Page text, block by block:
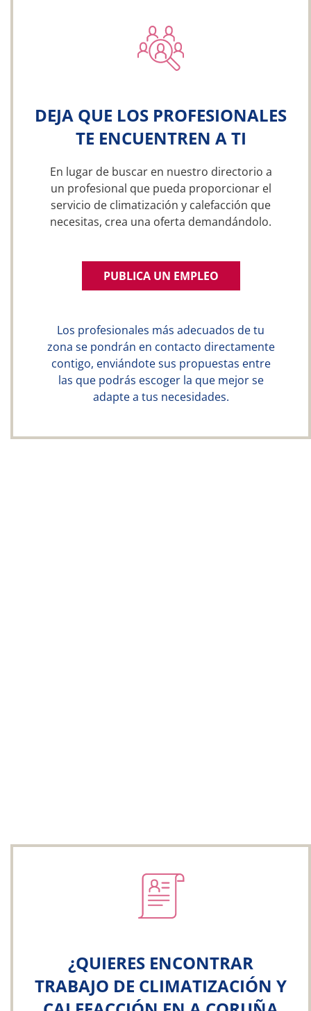
DEJA QUE LOS PROFESIONALES
TE ENCUENTREN A TI
En lugar de buscar en nuestro directorio a
un profesional que pueda proporcionar el
servicio de climatización y calefacción que
necesitas, crea una oferta demandándolo.
PUBLICA UN EMPLEO
Los profesionales más adecuados de tu
zona se pondrán en contacto directamente
contigo, enviándote sus propuestas entre
las que podrás escoger la que mejor se
adapte a tus necesidades.
¿QUIERES ENCONTRAR
TRABAJO DE CLIMATIZACIÓN Y